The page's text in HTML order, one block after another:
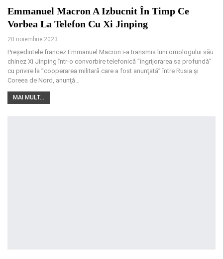
Emmanuel Macron A Izbucnit În Timp Ce
Vorbea La Telefon Cu Xi Jinping
20 noiembrie 2023
Preşedintele francez Emmanuel Macron i-a transmis luni omologului său
chinez Xi Jinping într-o convorbire telefonică ”îngrijorarea sa profundă”
cu privire la ”cooperarea militară care a fost anunţată” între Rusia şi
Coreea de Nord, anunţă…
MAI MULT...